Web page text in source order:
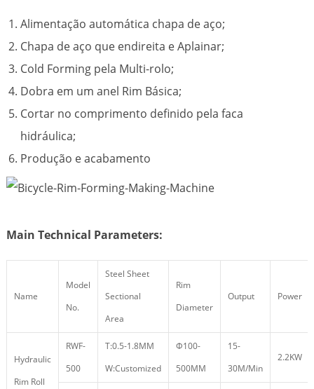
Alimentação automática chapa de aço;
Chapa de aço que endireita e Aplainar;
Cold Forming pela Multi-rolo;
Dobra em um anel Rim Básica;
Cortar no comprimento definido pela faca
hidráulica;
Produção e acabamento
Main Technical Parameters:
Name
Model
No.
Steel Sheet
Sectional
Area
Rim
Diameter
Output Power
Hydraulic
Rim Roll
RWF-
500
T:0.5-1.8MM
W:Customized
Φ100-
500MM
15-
30M/Min
2.2KW